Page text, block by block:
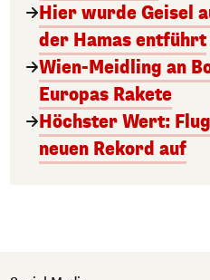
Hier wurde Geisel
der Hamas entführt
Wien-Meidling an
Europas Rakete
Höchster Wert:
neuen Rekord auf